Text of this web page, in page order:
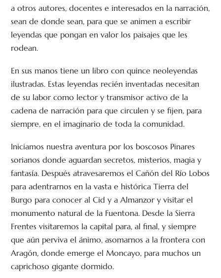
a otros autores, docentes e interesados en la narración,
sean de donde sean, para que se animen a escribir
leyendas que pongan en valor los paisajes que les
rodean.
En sus manos tiene un libro con quince neoleyendas
ilustradas. Estas leyendas recién inventadas necesitan
de su labor como lector y transmisor activo de la
cadena de narración para que circulen y se fijen, para
siempre, en el imaginario de toda la comunidad.
Iniciamos nuestra aventura por los boscosos Pinares
sorianos donde aguardan secretos, misterios, magia y
fantasía. Después atravesaremos el Cañón del Río Lobos
para adentrarnos en la vasta e histórica Tierra del
Burgo para conocer al Cid y a Almanzor y visitar el
monumento natural de la Fuentona. Desde la Sierra
Frentes visitaremos la capital para, al final, y siempre
que aún perviva el ánimo, asomarnos a la frontera con
Aragón, donde emerge el Moncayo, para muchos un
caprichoso gigante dormido.